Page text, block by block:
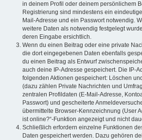
in deinem Profil oder deinem persönlichem
Registrierung sind mindestens ein
Mail-Adresse und ein Passwort notwendig.
weitere Daten als notwendig festgelegt
deren Eingabe ersichtlich.
Wenn du einen Beitrag oder eine private
die dort eingegebenen Daten ebenfalls
du einen Beitrag als Entwurf
auch deine IP-Adresse gespeichert. Die IP-
folgenden Aktionen gespeichert: Löschen
(dazu zählen Private Nachrichten und
zentralen Profildaten (E-Mail-Adresse,
Passwort) und gescheiterte
übermittelte Browser-Kennzeichnung (User
ist online?“-Funktion angezeigt und nicht
Schließlich erfordern einzelne Funktionen
Daten gespeichert werden. Dazu gehören